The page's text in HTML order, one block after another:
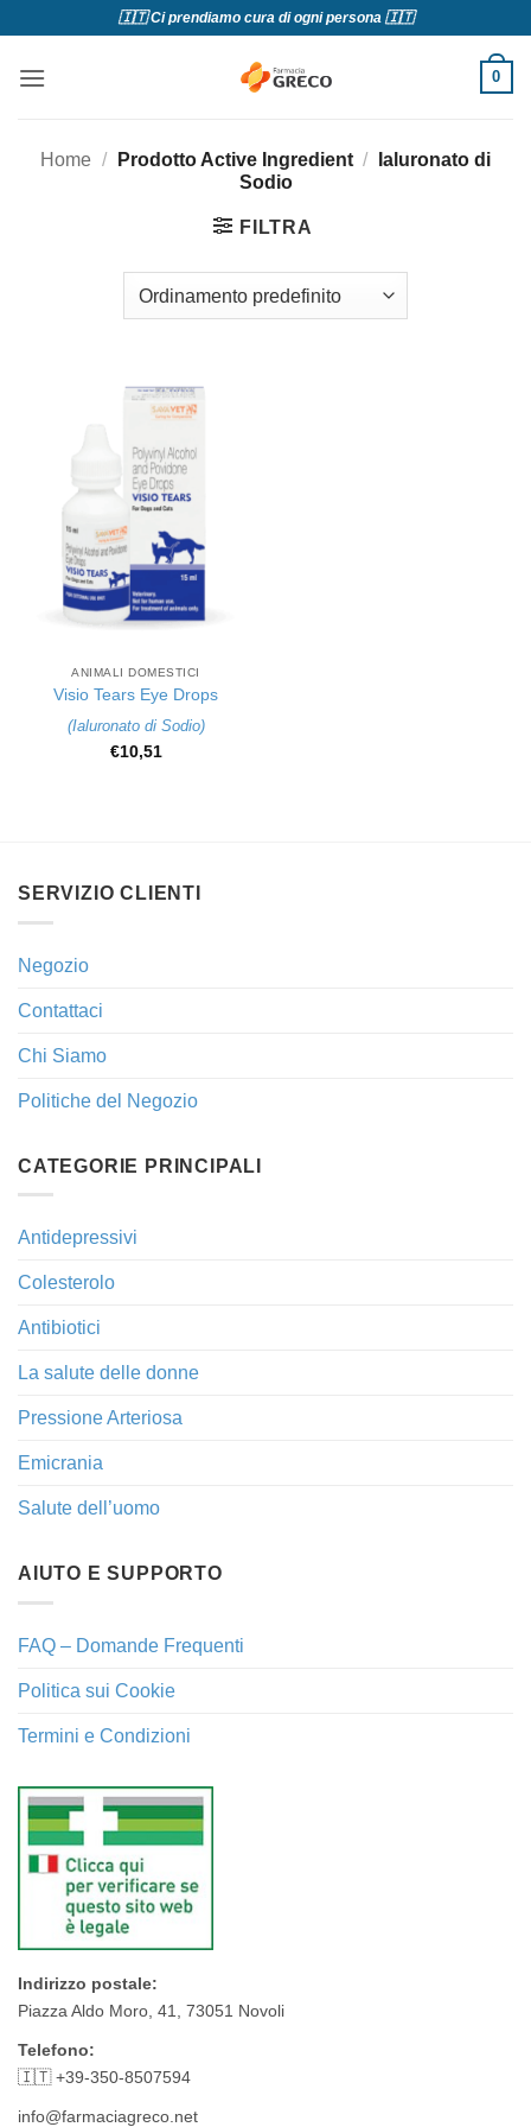
contenuti
🇮🇹 Ci prendiamo cura di ogni persona 🇮🇹
0
Home / Prodotto Active Ingredient /
Ialuronato di
Sodio
FILTRA
ANIMALI DOMESTICI
Visio Tears Eye Drops
(Ialuronato di Sodio)
€10,51
SERVIZIO CLIENTI
Negozio
Contattaci
Chi Siamo
Politiche del Negozio
CATEGORIE PRINCIPALI
Antidepressivi
Colesterolo
Antibiotici
La salute delle donne
Pressione Arteriosa
Emicrania
Salute dell’uomo
AIUTO E SUPPORTO
FAQ – Domande Frequenti
Politica sui Cookie
Termini e Condizioni
Indirizzo postale:
Piazza Aldo Moro, 41, 73051 Novoli
Telefono:
🇮🇹 +39-350-8507594
info@farmaciagreco.net